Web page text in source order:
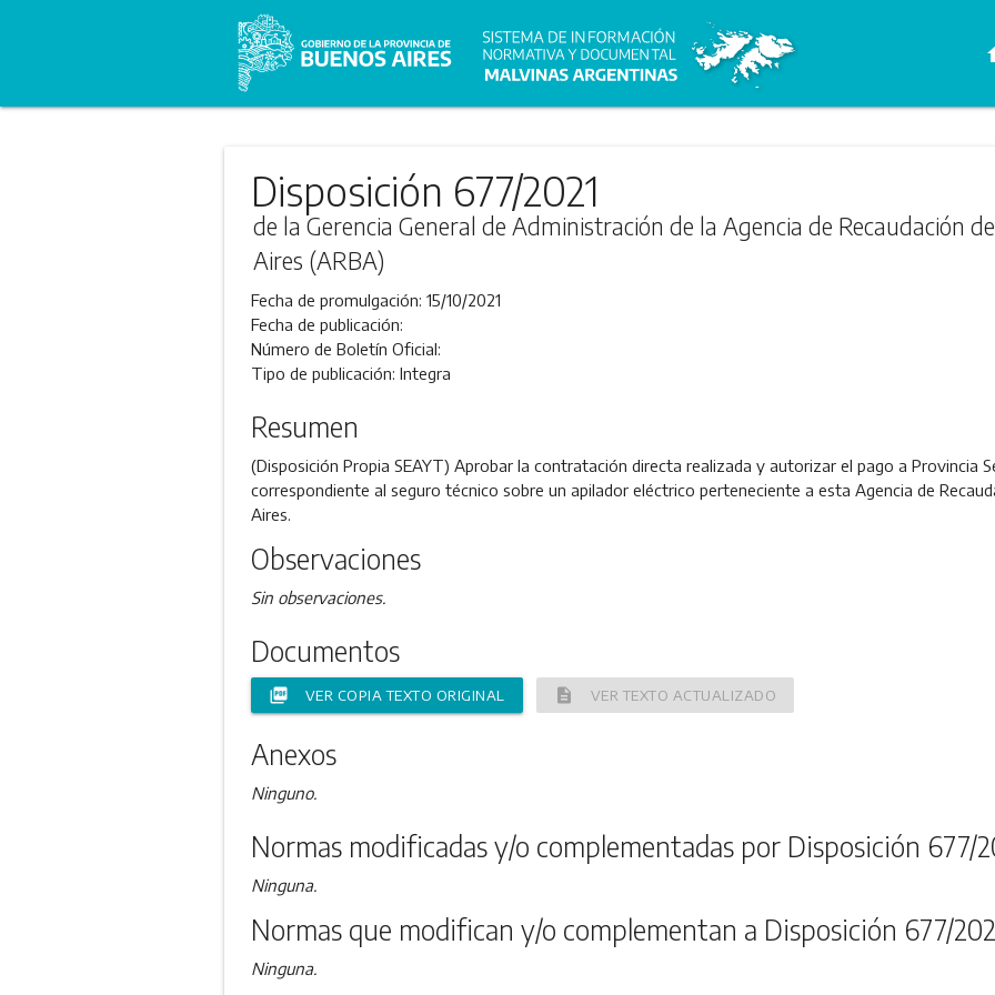
Disposición 677/2021
de la Gerencia General de Administración de la Agencia de Recaudación
Aires (ARBA)
Fecha de promulgación: 15/10/2021
Fecha de publicación:
Número de Boletín Oficial:
Tipo de publicación: Integra
Resumen
(Disposición Propia SEAYT) Aprobar la contratación directa realizada y autorizar el pago a Provincia
correspondiente al seguro técnico sobre un apilador eléctrico perteneciente a esta Agencia de
Aires.
Observaciones
Sin observaciones.
Documentos
picture_as_pdf VER COPIA TEXTO ORIGINAL description VER TEXTO ACTUALIZADO
Anexos
Ninguno.
Normas modificadas y/o complementadas por Disposición 677/
Ninguna.
Normas que modifican y/o complementan a Disposición 677/
Ninguna.